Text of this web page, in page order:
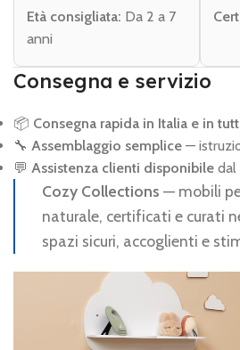
Età consigliata: Da 2 a 7
anni
Consegna e servizio
📦 Consegna rapida in Italia e in
🔧 Assemblaggio semplice —
💬 Assistenza clienti disponibile dal
Cozy Collections — mobili
naturale, certificati e curati
spazi sicuri, accoglienti e